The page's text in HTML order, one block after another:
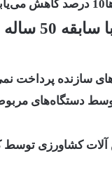
نامی با بیان
سازنده پرداخت
دستگاه‌های
کشاورزی توسط